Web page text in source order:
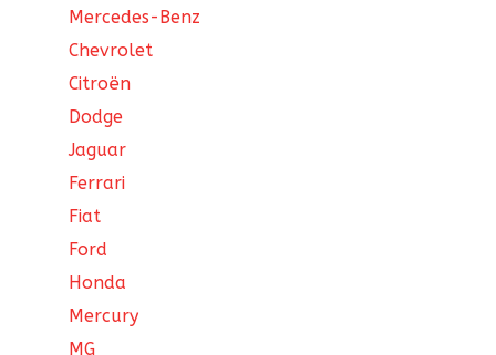
Mercedes-Benz
Chevrolet
Citroën
Dodge
Jaguar
Ferrari
Fiat
Ford
Honda
Mercury
MG